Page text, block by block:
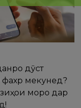
дӯст
фахр мекунед?
моро дар